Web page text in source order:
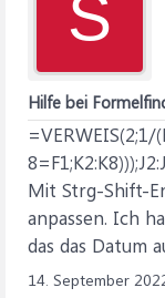
S
Hilfe bei
=VERWEIS(2;1/
Mit Strg-Shift-
anpassen. Ich
das das Datum
14. September